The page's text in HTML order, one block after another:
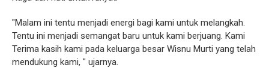
"Malam ini tentu menjadi energi bagi kami untuk melangkah.
Tentu ini menjadi semangat baru untuk kami berjuang. Kami
Terima kasih kami pada keluarga besar Wisnu Murti yang telah
mendukung kami, " ujarnya.